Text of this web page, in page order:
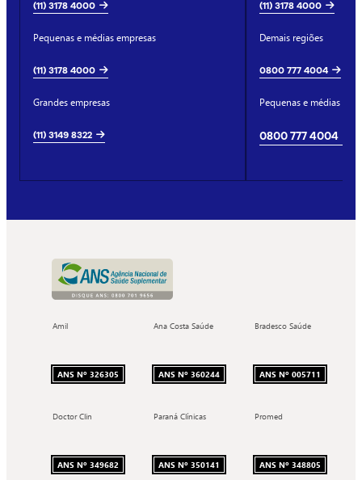
(11) 3178 4000
Pequenas e médias empresas
(11) 3178 4000
Grandes empresas
(11) 3149 8322
(11) 3178 4000
Demais regiões
0800 777 4004
Pequenas e médias
0800 777 4004
Amil
ANS Nº 326305
Ana Costa Saúde
ANS Nº 360244
Bradesco Saúde
ANS Nº 005711
Doctor Clin
ANS Nº 349682
Paraná Clínicas
ANS Nº 350141
Promed
ANS Nº 348805